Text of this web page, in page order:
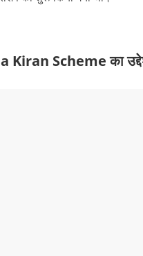
Kiran Scheme का